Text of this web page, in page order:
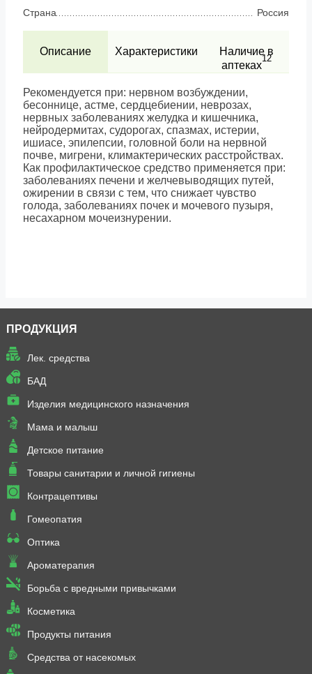
Страна
Россия
Описание Характеристики
Наличие в
аптеках
12
Рекомендуется при: нервном возбуждении,
бесоннице, астме, сердцебиении, неврозах,
нервных заболеваниях желудка и кишечника,
нейродермитах, судорогах, спазмах, истерии,
ишиасе, эпилепсии, головной боли на нервной
почве, мигрени, климактерических расстройствах.
Как профилактическое средство применяется при:
заболеваниях печени и желчевыводящих путей,
ожирении в связи с тем, что снижает чувство
голода, заболеваниях почек и мочевого пузыря,
несахарном мочеизнурении.
ПРОДУКЦИЯ
Лек. средства
БАД
Изделия медицинского назначения
Мама и малыш
Детское питание
Товары санитарии и личной гигиены
Контрацептивы
Гомеопатия
Оптика
Ароматерапия
Борьба с вредными привычками
Косметика
Продукты питания
Средства от насекомых